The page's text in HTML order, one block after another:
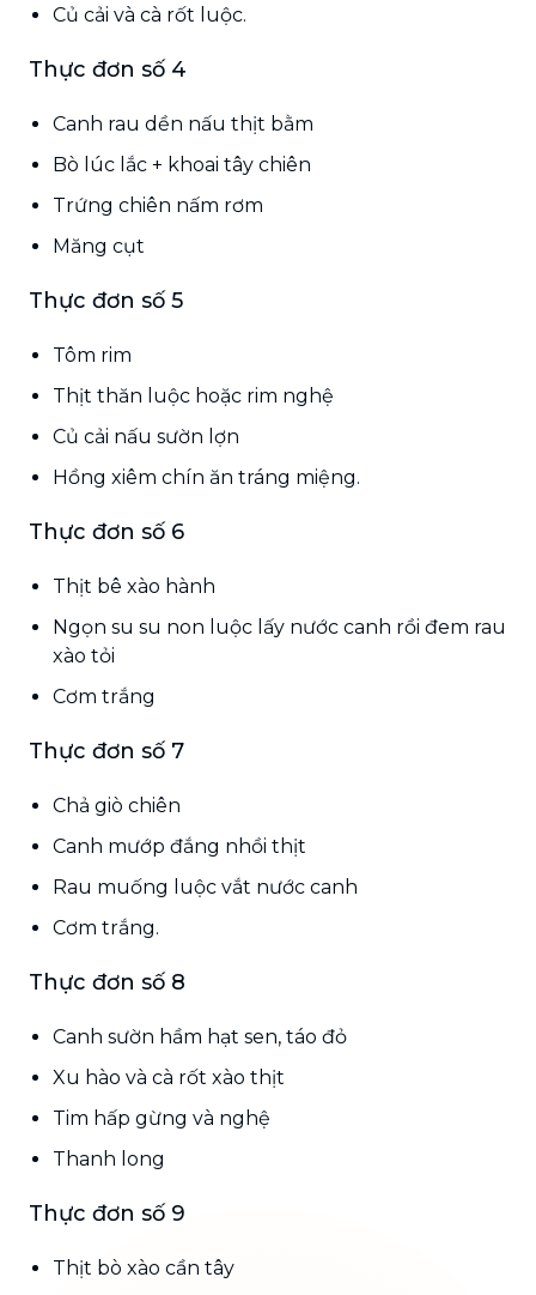
Củ cải và cà rốt luộc.
Thực đơn số 4
Canh rau dền nấu thịt bằm
Bò lúc lắc + khoai tây chiên
Trứng chiên nấm rơm
Măng cụt
Thực đơn số 5
Tôm rim
Thịt thăn luộc hoặc rim nghệ
Củ cải nấu sườn lợn
Hồng xiêm chín ăn tráng miệng.
Thực đơn số 6
Thịt bê xào hành
Ngọn su su non luộc lấy nước canh rồi đem rau
xào tỏi
Cơm trắng
Thực đơn số 7
Chả giò chiên
Canh mướp đắng nhồi thịt
Rau muống luộc vắt nước canh
Cơm trắng.
Thực đơn số 8
Canh sườn hầm hạt sen, táo đỏ
Xu hào và cà rốt xào thịt
Tim hấp gừng và nghệ
Thanh long
Thực đơn số 9
Thịt bò xào cần tây